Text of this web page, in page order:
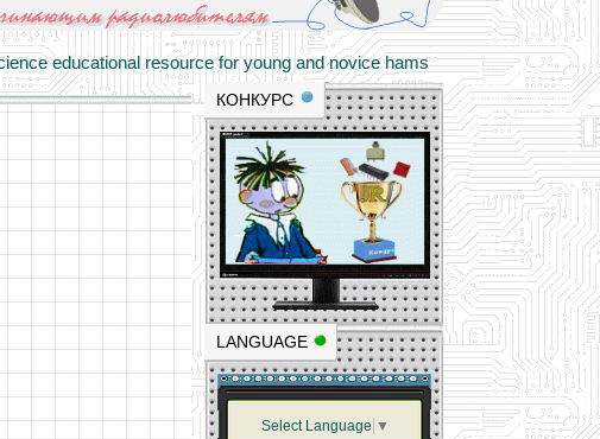
educational resource for young and novice hams
materials and professional experience
КОНКУРС
LANGUAGE
Select Language ▼